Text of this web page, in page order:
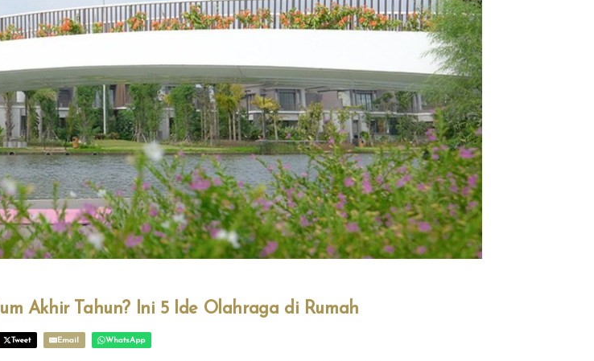
Akhir Tahun? Ini 5 Ide Olahraga di Rumah
Tweet Email WhatsApp